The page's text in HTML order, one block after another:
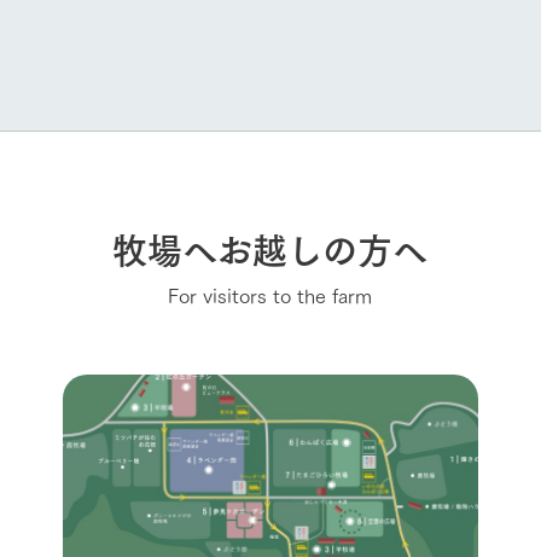
牧場へお越しの方へ
For visitors to the farm